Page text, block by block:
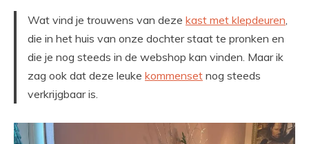
Wat vind je trouwens van deze kast met klepdeuren,
die in het huis van onze dochter staat te pronken en
die je nog steeds in de webshop kan vinden. Maar ik
zag ook dat deze leuke kommenset nog steeds
verkrijgbaar is.